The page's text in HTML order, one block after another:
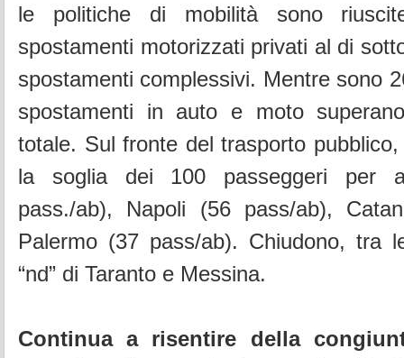
le politiche di mobilità sono
spostamenti motorizzati privati al di
spostamenti complessivi. Mentre sono
spostamenti in auto e moto
totale. Sul fronte del trasporto
la soglia dei 100 passeggeri per
pass./ab), Napoli (56 pass/ab),
Palermo (37 pass/ab). Chiudono, tra
“nd” di Taranto e Messina.
Continua a risentire della